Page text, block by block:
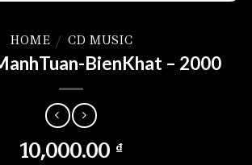
HOME / CD MUSIC
BienKhat – 2000
10,000.00 ₫